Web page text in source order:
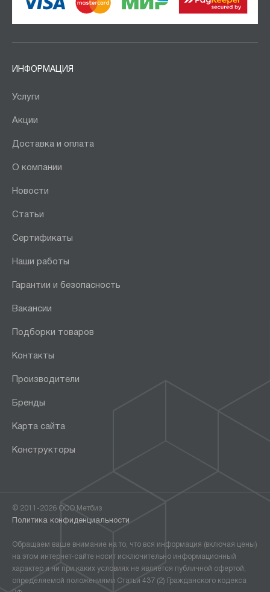
ИНФОРМАЦИЯ
Услуги
Акции
Доставка и оплата
О компании
Новости
Статьи
Сертификаты
Наши работы
Гарантии и безопасность
Вакансии
Подборки товаров
Контакты
Производители
Бренды
Карта сайта
Конструкторы
© 2011-2026 ООО Метбиз
Политика конфиденциальности
Обращаем ваше внимание на то, что вся информация (включая цены)
на этом интернет-сайте носит исключительно информационный
характер и ни при каких условиях не является публичной офертой,
определяемой положениями Статьи 437 (2) Гражданского кодекса